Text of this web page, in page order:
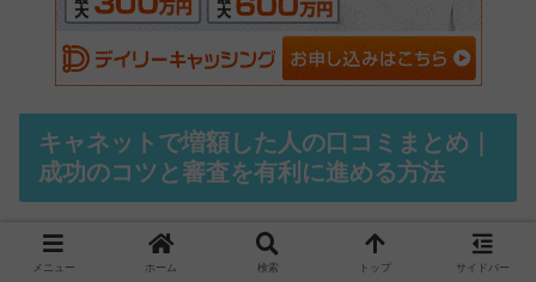
キャネットで増額した人の口コミまとめ｜
成功のコツと審査を有利に進める方法
キャネットで増額に成功した人たちの口コミを詳しく見て
メニュー ホーム 検索 トップ サイドバー